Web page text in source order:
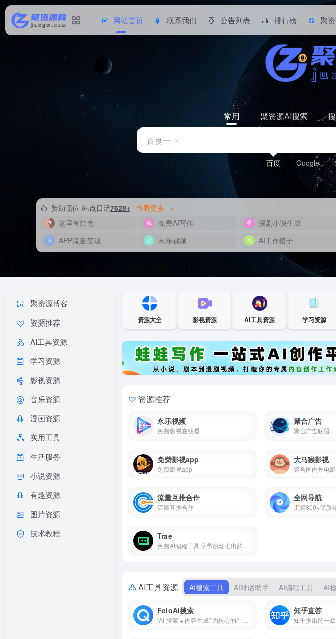
网站首页 联系我们 公告列表 排行榜 聚
聚资源博客
资源推荐
AI工具资源
学习资源
影视资源
音乐资源
漫画资源
实用工具
生活服务
小说资源
有趣资源
图片资源
技术教程
常用 聚资源AI搜索
百度 Google
赞助顶位-站点日活7628+ 查看更多 →
这里有红包
免费AI写作 漫剧小说生成
APP流量变现
永乐视频 AI工作搭子
资源大全 影视资源 AI工具资源 学习资源
资源推荐
永乐视频
免费影视在线看
聚合广告
聚合广告联盟
免费影视app
免费影视app
大马猴影视
流量互推合作
流量互推合作
全网导航
Trae
免费AI编程工具.字节跳动推出的一款自适应人工智能AI集成开发编程环境
AI工具资源 AI搜索工具 AI对话助手 AI编程工具 AI
FeloAI搜索
“AI 搜索 + 内容生成” 为核心的在线平台
知乎直答